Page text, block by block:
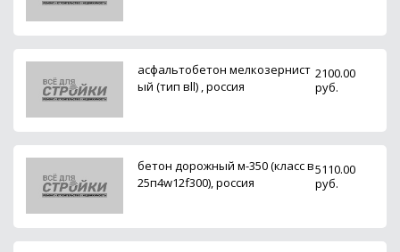
асфальтобетон мелкозернист
ый (тип вll) , россия
2100.00
руб.
бетон дорожный м-350 (класс в
25п4w12f300), россия
5110.00
руб.